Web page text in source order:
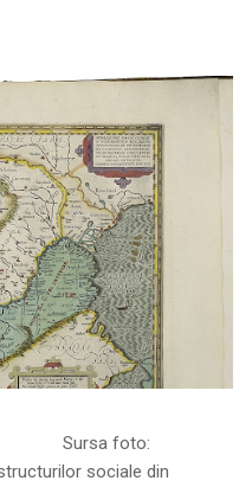
sociale din